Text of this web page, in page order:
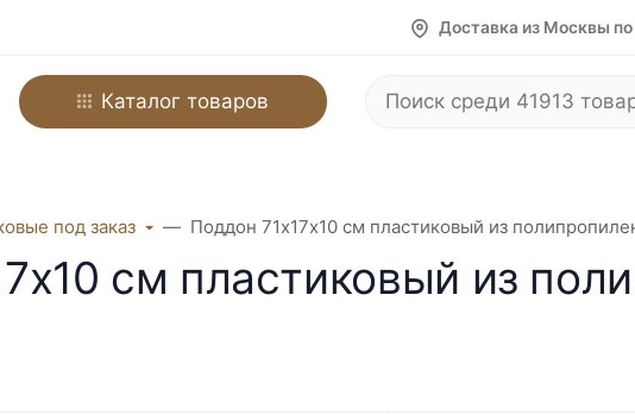
Доставка из Москвы по
Каталог товаров
под заказ Поддон 71х17х10 см пластиковый из
см пластиковый из